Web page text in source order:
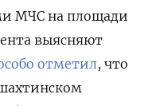
МЧС на площади
выясняют
отметил, что